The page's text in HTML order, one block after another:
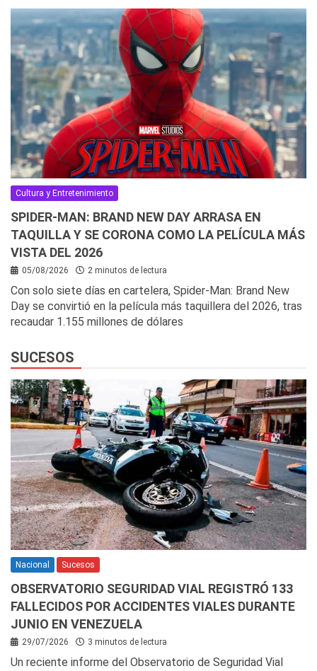
Cultura y Entretenimiento
SPIDER-MAN: BRAND NEW DAY ARRASA EN
TAQUILLA Y SE CORONA COMO LA PELÍCULA MÁS
VISTA DEL 2026
05/08/2026 2 minutos de lectura
Con solo siete días en cartelera, Spider-Man: Brand New
Day se convirtió en la película más taquillera del 2026, tras
recaudar 1.155 millones de dólares
SUCESOS
Nacional Sucesos
OBSERVATORIO SEGURIDAD VIAL REGISTRÓ 133
FALLECIDOS POR ACCIDENTES VIALES DURANTE
JUNIO EN VENEZUELA
29/07/2026 3 minutos de lectura
Un reciente informe del Observatorio de Seguridad Vial